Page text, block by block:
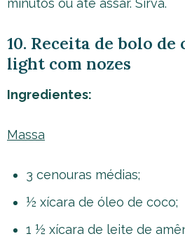
minutos ou até assar. Sirva.
10. Receita de bolo
light com nozes
Ingredientes:
Massa
3 cenouras médias;
½ xícara de óleo de coco;
1 ½ xícara de leite de